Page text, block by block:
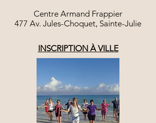
Centre Armand Frappier
477 Av. Jules-Choquet, Sainte-Julie
INSCRIPTION À VILLE